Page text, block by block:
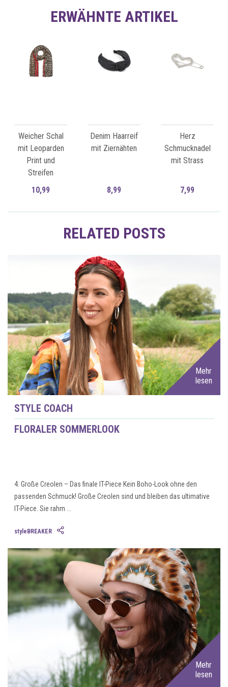
ERWÄHNTE ARTIKEL
Weicher Schal
mit Leoparden
Print und
Streifen
10,99
Denim Haarreif
mit Ziernähten
8,99
Herz
Schmucknadel
mit Strass
7,99
RELATED POSTS
Mehr
lesen
STYLE COACH
FLORALER SOMMERLOOK
4. Große Creolen – Das finale IT-Piece Kein Boho-Look ohne den
passenden Schmuck! Große Creolen sind und bleiben das ultimative
IT-Piece. Sie rahm ...
styleBREAKER
Mehr
lesen